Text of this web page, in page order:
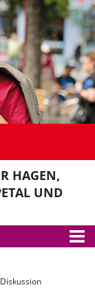
HAGEN,
UND